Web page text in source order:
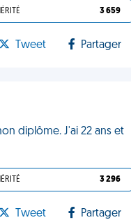
3 659
Tweet Partager
diplôme. J'ai 22 ans et
3 296
Tweet Partager